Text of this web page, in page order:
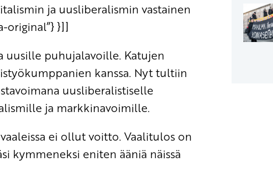
ja uusliberalismin vastainen
original”} }]]
uusille puhujalavoille. Katujen
kanssa. Nyt tultiin
uusliberalistiselle
ja markkinavoimille.
ei ollut voitto. Vaalitulos on
kymmeneksi eniten ääniä näissä